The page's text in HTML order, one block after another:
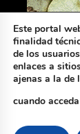
Este portal
finalidad
de los
enlaces a
ajenas a la de
cuando